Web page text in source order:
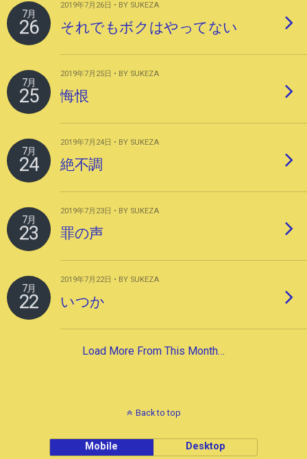
7月
26
2019年7月26日 • BY SUKEZA
それでもボクはやってない
7月
25
2019年7月25日 • BY SUKEZA
悔恨
7月
24
2019年7月24日 • BY SUKEZA
絶不調
7月
23
2019年7月23日 • BY SUKEZA
罪の声
7月
22
2019年7月22日 • BY SUKEZA
いつか
Load More From This Month…
Back to top
Mobile Desktop